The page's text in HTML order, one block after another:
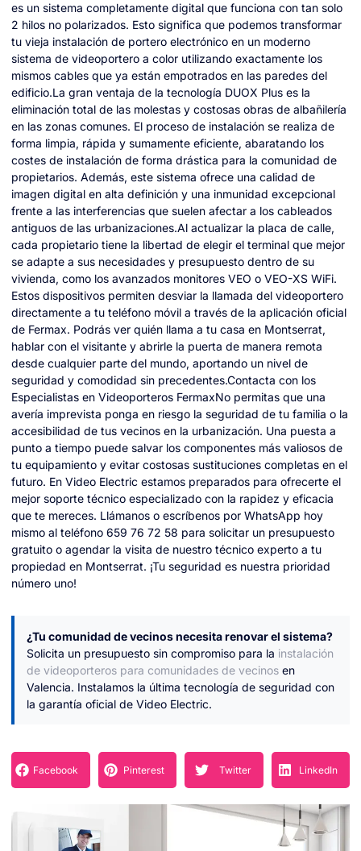
es un sistema completamente digital que funciona con tan solo
2 hilos no polarizados. Esto significa que podemos transformar
tu vieja instalación de portero electrónico en un moderno
sistema de videoportero a color utilizando exactamente los
mismos cables que ya están empotrados en las paredes del
edificio.La gran ventaja de la tecnología DUOX Plus es la
eliminación total de las molestas y costosas obras de albañilería
en las zonas comunes. El proceso de instalación se realiza de
forma limpia, rápida y sumamente eficiente, abaratando los
costes de instalación de forma drástica para la comunidad de
propietarios. Además, este sistema ofrece una calidad de
imagen digital en alta definición y una inmunidad excepcional
frente a las interferencias que suelen afectar a los cableados
antiguos de las urbanizaciones.Al actualizar la placa de calle,
cada propietario tiene la libertad de elegir el terminal que mejor
se adapte a sus necesidades y presupuesto dentro de su
vivienda, como los avanzados monitores VEO o VEO-XS WiFi.
Estos dispositivos permiten desviar la llamada del videoportero
directamente a tu teléfono móvil a través de la aplicación oficial
de Fermax. Podrás ver quién llama a tu casa en Montserrat,
hablar con el visitante y abrirle la puerta de manera remota
desde cualquier parte del mundo, aportando un nivel de
seguridad y comodidad sin precedentes.Contacta con los
Especialistas en Videoporteros FermaxNo permitas que una
avería imprevista ponga en riesgo la seguridad de tu familia o la
accesibilidad de tus vecinos en la urbanización. Una puesta a
punto a tiempo puede salvar los componentes más valiosos de
tu equipamiento y evitar costosas sustituciones completas en el
futuro. En Video Electric estamos preparados para ofrecerte el
mejor soporte técnico especializado con la rapidez y eficacia
que te mereces. Llámanos o escríbenos por WhatsApp hoy
mismo al teléfono 659 76 72 58 para solicitar un presupuesto
gratuito o agendar la visita de nuestro técnico experto a tu
propiedad en Montserrat. ¡Tu seguridad es nuestra prioridad
número uno!
¿Tu comunidad de vecinos necesita renovar el sistema?
Solicita un presupuesto sin compromiso para la instalación
de videoporteros para comunidades de vecinos en
Valencia. Instalamos la última tecnología de seguridad con
la garantía oficial de Video Electric.
Facebook Pinterest Twitter LinkedIn